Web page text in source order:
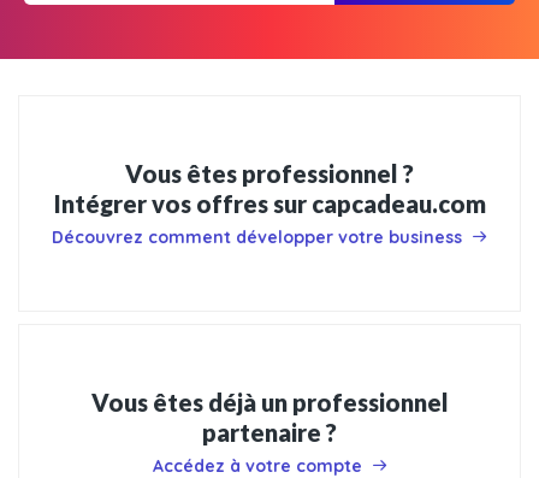
Vous êtes professionnel ?
Intégrer vos offres sur capcadeau.com
Découvrez comment développer votre business
Vous êtes déjà un professionnel
partenaire ?
Accédez à votre compte